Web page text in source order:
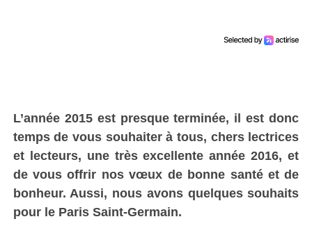
L’année 2015 est presque terminée, il est donc
temps de vous souhaiter à tous, chers lectrices
et lecteurs, une très excellente année 2016, et
de vous offrir nos vœux de bonne santé et de
bonheur. Aussi, nous avons quelques souhaits
pour le Paris Saint-Germain.